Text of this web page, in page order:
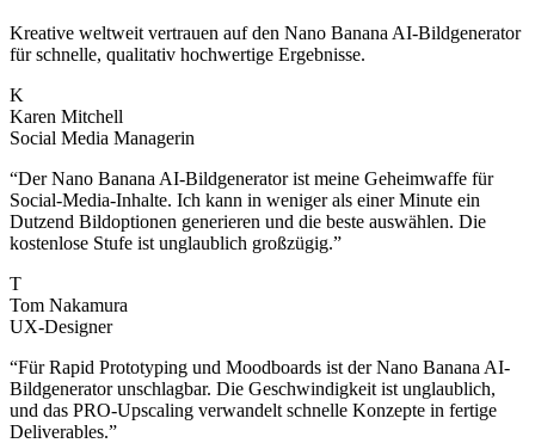
Kreative weltweit vertrauen auf den Nano Banana AI-Bildgenerator
für schnelle, qualitativ hochwertige Ergebnisse.
K
Karen Mitchell
Social Media Managerin
“Der Nano Banana AI-Bildgenerator ist meine Geheimwaffe für
Social-Media-Inhalte. Ich kann in weniger als einer Minute ein
Dutzend Bildoptionen generieren und die beste auswählen. Die
kostenlose Stufe ist unglaublich großzügig.”
T
Tom Nakamura
UX-Designer
“Für Rapid Prototyping und Moodboards ist der Nano Banana AI-
Bildgenerator unschlagbar. Die Geschwindigkeit ist unglaublich,
und das PRO-Upscaling verwandelt schnelle Konzepte in fertige
Deliverables.”